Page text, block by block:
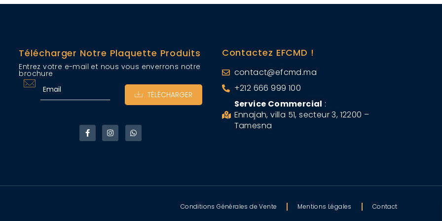
Télécharger Notre Plaquette Produits
Entrez votre e-mail et nous vous enverrons notre
brochure
TÉLÉCHARGER
Contactez EFCMD !
contact@efcmd.ma
+212 666 999 100
Service Commercial :
Ennajah, villa 51, secteur 3, 12200 –
Tamesna
Conditions Générales de Vente Mentions Légales Contact